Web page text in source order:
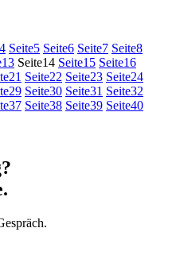
4 Seite5 Seite6 Seite7 Seite8
13 Seite14 Seite15 Seite16
21 Seite22 Seite23 Seite24
29 Seite30 Seite31 Seite32
37 Seite38 Seite39 Seite40